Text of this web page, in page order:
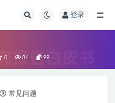
登录
0 84 99
常见问题